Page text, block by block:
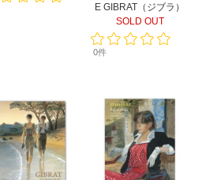
E GIBRAT（ジブラ）
SOLD OUT
0件